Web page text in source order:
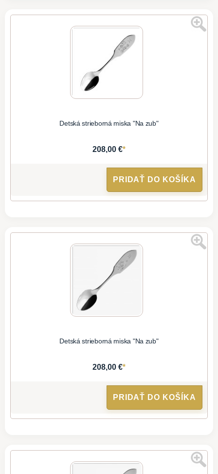
Detská strieborná miska "Na zub"
208,00 €*
PRIDAŤ DO KOŠÍKA
Detská strieborná miska "Na zub"
208,00 €*
PRIDAŤ DO KOŠÍKA